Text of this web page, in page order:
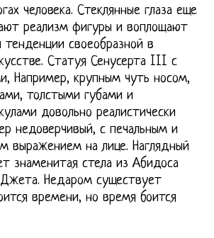
человека. Стеклянные глаза еще
реализм фигуры и воплощают
своеобразной в
Статуя Сенусерта III с
Например, крупным чуть носом,
толстыми губами и
довольно реалистически
недоверчивый, с печальным и
выражением на лице. Наглядный
знаменитая стела из Абидоса
Недаром существует
времени, но время боится